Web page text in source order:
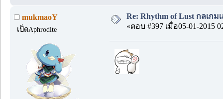
mukmaoY
เป็ดAphrodite
Re: Rhythm of Lust กลเกม
«ตอบ #397 เมื่อ05-01-2015